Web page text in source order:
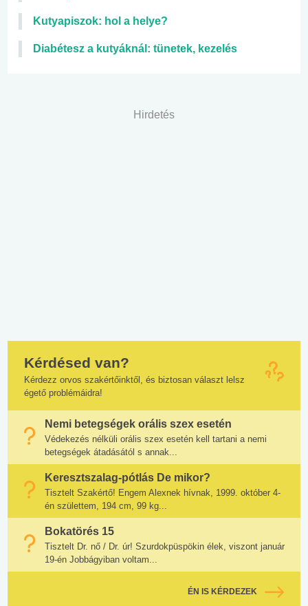
Kutyapiszok: hol a helye?
Diabétesz a kutyáknál: tünetek, kezelés
Hirdetés
Kérdésed van?
Kérdezz orvos szakértőinktől, és biztosan választ lelsz
égető problémáidra!
Nemi betegségek orális szex esetén
Védekezés nélküli orális szex esetén kell tartani a nemi
betegségek átadásától s annak...
Keresztszalag-pótlás De mikor?
Tisztelt Szakértő! Engem Alexnek hívnak, 1999. október 4-
én születtem, 194 cm, 99 kg...
Bokatörés 15
Tisztelt Dr. nő / Dr. úr! Szurdokpüspökin élek, viszont január
19-én Jobbágyiban voltam...
ÉN IS KÉRDEZEK